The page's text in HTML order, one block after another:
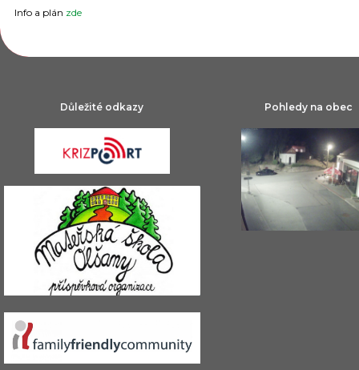
Info a plán zde
Důležité odkazy Pohledy na obec